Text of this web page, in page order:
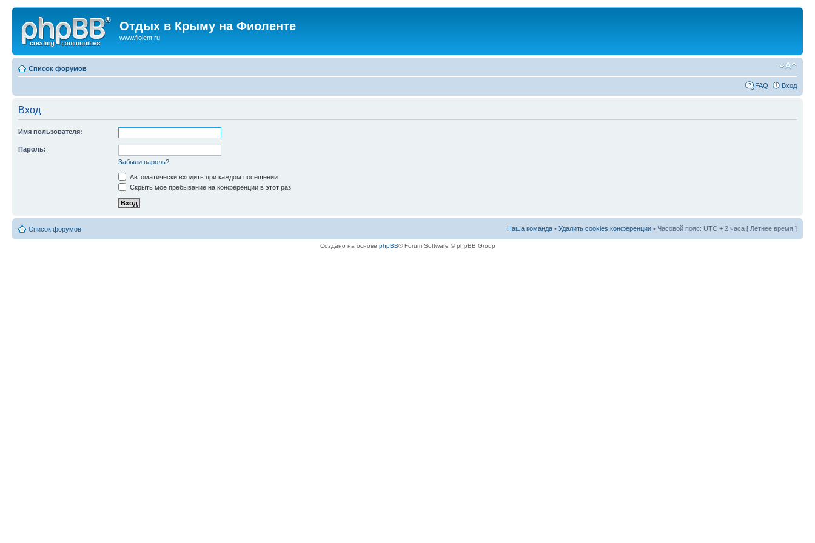
Отдых в Крыму на Фиоленте
www.fiolent.ru
Список форумов
FAQ Вход
Вход
Имя пользователя:
Пароль:
Забыли пароль?
Автоматически входить при каждом посещении
Скрыть моё пребывание на конференции в этот раз
Список форумов Наша команда • Удалить cookies конференции • Часовой пояс: UTC + 2 часа [ Летнее время ]
Создано на основе phpBB® Forum Software © phpBB Group